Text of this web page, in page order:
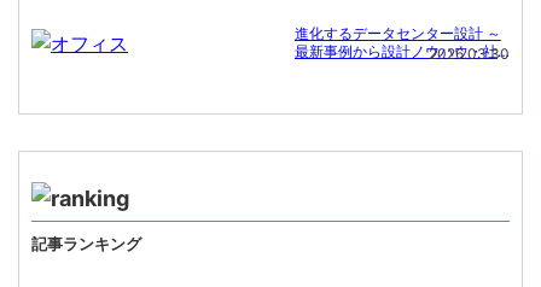
進化するデータセンター設計 ～
最新事例から設計ノウハウ・社
2026.03.30
記事ランキング